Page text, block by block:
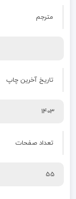
مترجم
تاریخ آخرین چاپ
1403
تعداد صفحات
55